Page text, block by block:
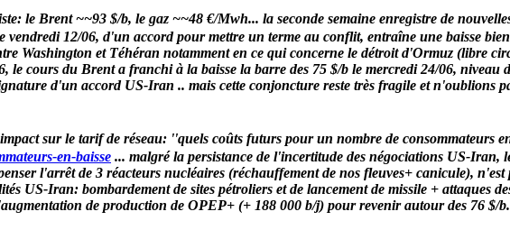
le Brent ~~93 $/b, le gaz ~~48 €/Mwh... la seconde semaine enregistre de
12/06, d'un accord pour mettre un terme au conflit, entraîne une baisse
Washington et Téhéran notamment en ce qui concerne le détroit d'Ormuz (libre
cours du Brent a franchi à la baisse la barre des 75 $/b le mercredi 24/06, niveau
d'un accord US-Iran .. mais cette conjoncture reste très fragile et n'oublions
sur le tarif de réseau: ''quels coûts futurs pour un nombre de consommateurs
en-baisse ... malgré la persistance de l'incertitude des négociations US-Iran,
l'arrêt de 3 réacteurs nucléaires (réchauffement de nos fleuves+ canicule), n'est
US-Iran: bombardement de sites pétroliers et de lancement de missile + attaques
de production de OPEP+ (+ 188 000 b/j) pour revenir autour des 76 $/